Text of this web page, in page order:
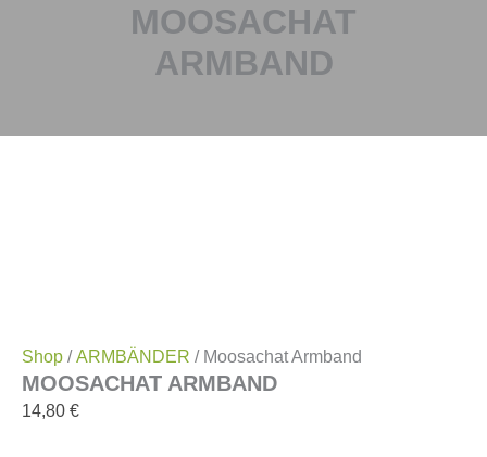
MOOSACHAT
ARMBAND
Shop /ARMBÄNDER / Moosachat Armband
MOOSACHAT ARMBAND
14,80 €